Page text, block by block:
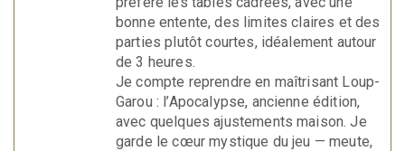
bonne entente, des limites claires et des
parties plutôt courtes, idéalement autour
de 3 heures.
Je compte reprendre en maîtrisant Loup-
Garou : l’Apocalypse, ancienne édition,
avec quelques ajustements maison. Je
garde le cœur mystique du jeu — meute,